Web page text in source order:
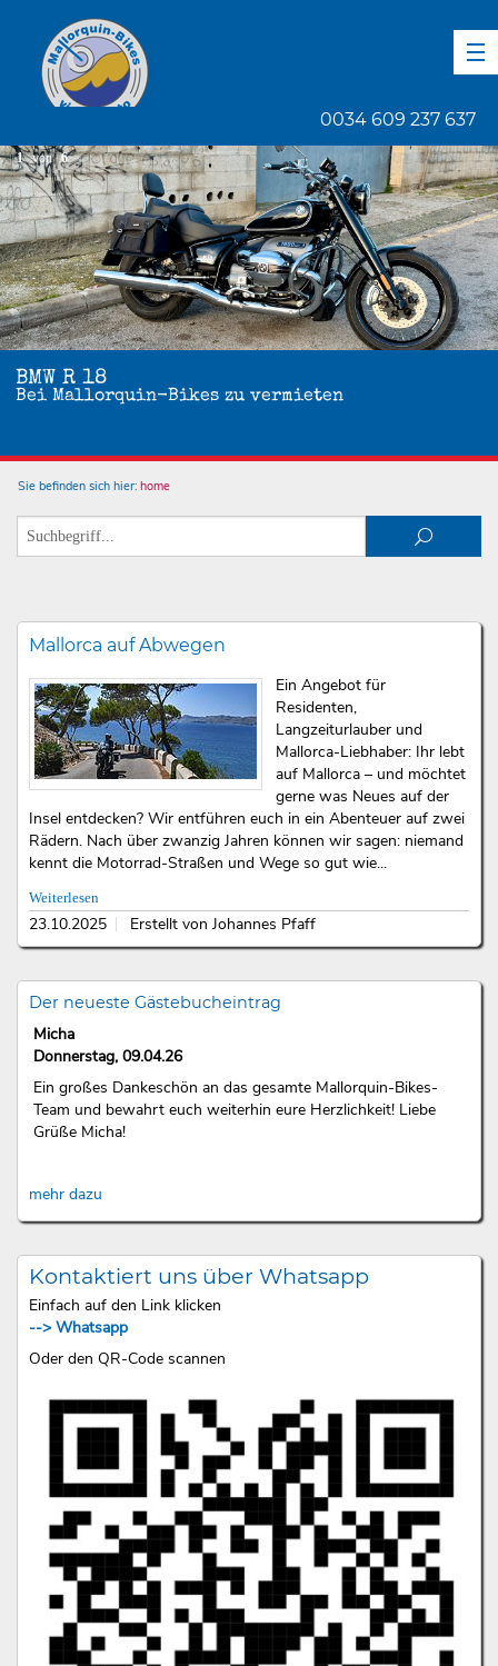
0034 609 237 637
BMW R 18
Bei Mallorquin-Bikes zu vermieten
1 von 6
Sie befinden sich hier: home
Mallorca auf Abwegen
Ein Angebot für
Residenten,
Langzeiturlauber und
Mallorca-Liebhaber: Ihr lebt
auf Mallorca – und möchtet
gerne was Neues auf der
Insel entdecken? Wir entführen euch in ein Abenteuer auf zwei
Rädern. Nach über zwanzig Jahren können wir sagen: niemand
kennt die Motorrad-Straßen und Wege so gut wie...
Weiterlesen
23.10.2025 Erstellt von Johannes Pfaff
Der neueste Gästebucheintrag
Micha
Donnerstag, 09.04.26
Ein großes Dankeschön an das gesamte Mallorquin-Bikes-
Team und bewahrt euch weiterhin eure Herzlichkeit! Liebe
Grüße Micha!
mehr dazu
Kontaktiert uns über Whatsapp
Einfach auf den Link klicken
--> Whatsapp
Oder den QR-Code scannen